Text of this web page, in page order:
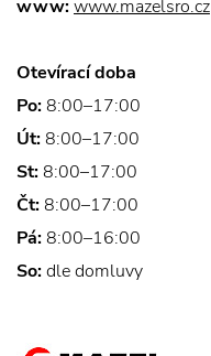
www:www.mazelsro.cz
Otevírací doba
Po:8:00–17:00
Út:8:00–17:00
St:8:00–17:00
Čt:8:00–17:00
Pá:8:00–16:00
So:dle domluvy